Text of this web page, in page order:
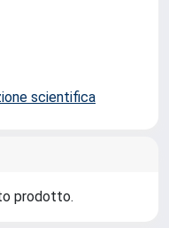
scientifica
prodotto.